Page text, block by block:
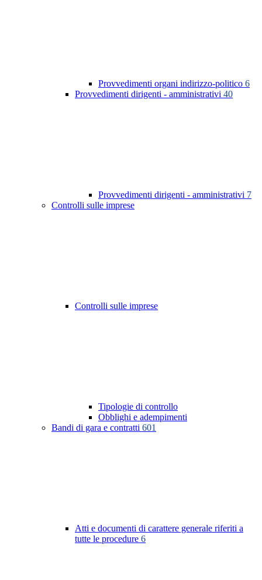
Provvedimenti organi indirizzo-politico 6
Provvedimenti dirigenti - amministrativi 40
Provvedimenti dirigenti - amministrativi 7
Controlli sulle imprese
Controlli sulle imprese
Tipologie di controllo
Obblighi e adempimenti
Bandi di gara e contratti 601
Atti e documenti di carattere generale riferiti a
tutte le procedure 6